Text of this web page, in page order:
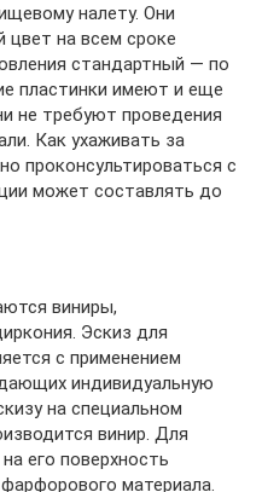
налету. Они
на всем сроке
стандартный — по
пластинки имеют и еще
не требуют проведения
Как ухаживать за
проконсультироваться с
может составлять до
виниры,
Эскиз для
с применением
индивидуальную
на специальном
винир. Для
его поверхность
материала.